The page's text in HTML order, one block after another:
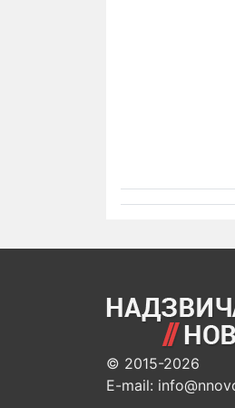
© 2015-2026
E-mail: